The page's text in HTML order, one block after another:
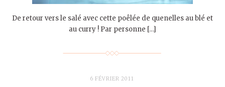
De retour vers le salé avec cette poêlée de quenelles au blé et
au curry ! Par personne […]
6 FÉVRIER 2011